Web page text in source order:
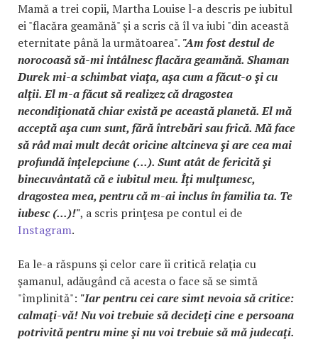
Mamă a trei copii, Martha Louise l-a descris pe iubitul
ei "flacăra geamănă" și a scris că îl va iubi "din această
eternitate până la următoarea". "Am fost destul de
norocoasă să-mi întâlnesc flacăra geamănă. Shaman
Durek mi-a schimbat viaţa, aşa cum a făcut-o şi cu
alţii. El m-a făcut să realizez că dragostea
necondiţionată chiar există pe această planetă. El mă
acceptă aşa cum sunt, fără întrebări sau frică. Mă face
să râd mai mult decât oricine altcineva şi are cea mai
profundă înţelepciune (...). Sunt atât de fericită şi
binecuvântată că e iubitul meu. Îţi mulţumesc,
dragostea mea, pentru că m-ai inclus în familia ta. Te
iubesc (...)!", a scris prinţesa pe contul ei de
Instagram.
Ea le-a răspuns şi celor care îi critică relaţia cu
şamanul, adăugând că acesta o face să se simtă
"împlinită": "Iar pentru cei care simt nevoia să critice:
calmaţi-vă! Nu voi trebuie să decideţi cine e persoana
potrivită pentru mine şi nu voi trebuie să mă judecaţi.